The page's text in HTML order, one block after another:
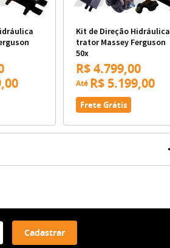
Kit de Direção Hidráulica
trator Massey Ferguson
50x
R$ 4.799,00
Até R$ 5.199,00
Frete Grátis
Cadastrar